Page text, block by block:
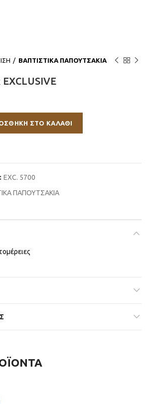
ΒΑΠΤΙΣΤΙΚΑ ΠΑΠΟΥΤΣΑΚΙΑ
ΣΤΟ ΚΑΛΆΘΙ
EXC. 5700
ΠΑΠΟΥΤΣΑΚΙΑ